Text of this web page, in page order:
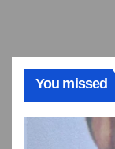
You missed